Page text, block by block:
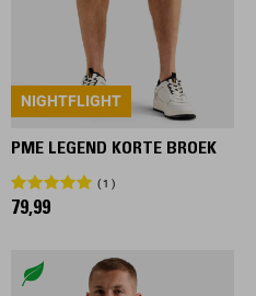
NIGHTFLIGHT
PME LEGEND KORTE BROEK
1
79,99